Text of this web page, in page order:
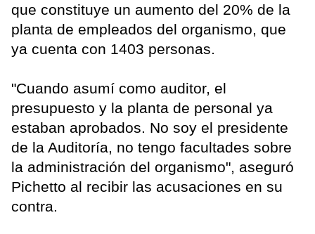
que constituye un aumento del 20% de la
planta de empleados del organismo, que
ya cuenta con 1403 personas.
"Cuando asumí como auditor, el
presupuesto y la planta de personal ya
estaban aprobados. No soy el presidente
de la Auditoría, no tengo facultades sobre
la administración del organismo", aseguró
Pichetto al recibir las acusaciones en su
contra.